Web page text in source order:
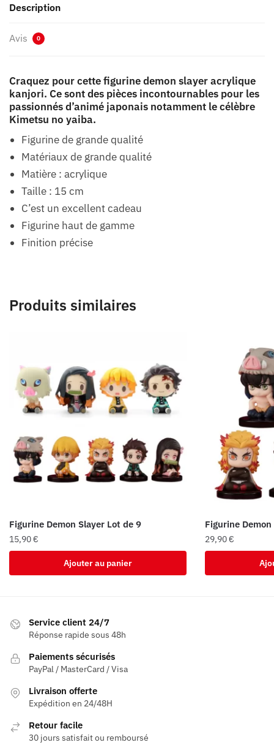
Description
Avis 0
Craquez pour cette figurine demon slayer acrylique
kanjori. Ce sont des pièces incontournables pour les
passionnés d’animé japonais notamment le célèbre
Kimetsu no yaiba.
Figurine de grande qualité
Matériaux de grande qualité
Matière : acrylique
Taille : 15 cm
C’est un excellent cadeau
Figurine haut de gamme
Finition précise
Produits similaires
Figurine Demon Slayer Lot de 9
15,90€
Ajouter au panier
Figurine
29,90€
Service client 24/7
Réponse rapide sous 48h
Paiements sécurisés
PayPal / MasterCard / Visa
Livraison offerte
Expédition en 24/48H
Retour facile
30 jours satisfait ou remboursé